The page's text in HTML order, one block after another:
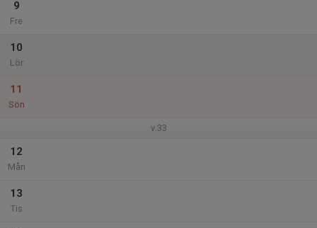
9
Fre
10
Lör
11
Sön
v.33
12
Mån
13
Tis